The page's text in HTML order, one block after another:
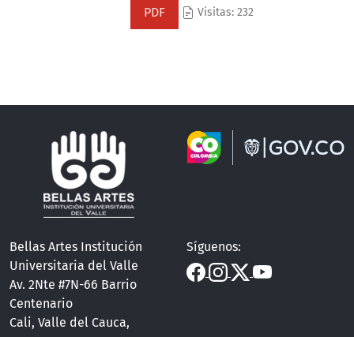
PDF Visitas: 232
Bellas Artes Institución
Universitaria del Valle
Av. 2Nte #7N-66 Barrio
Centenario
Cali, Valle del Cauca,
Síguenos: